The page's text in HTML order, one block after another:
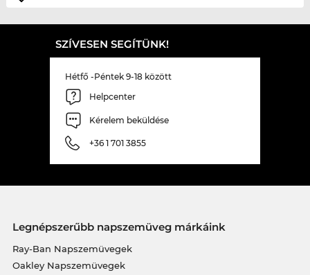
SZÍVESEN SEGÍTÜNK!
Hétfő -Péntek 9-18 között
Helpcenter
Kérelem beküldése
+36 1 701 3855
Legnépszerűbb napszemüveg márkáink
Ray-Ban Napszemüvegek
Oakley Napszemüvegek